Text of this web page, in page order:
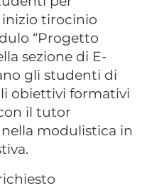
tirocinio
“Progetto
sezione di E-
gli studenti di
obiettivi formativi
il tutor
modulistica in